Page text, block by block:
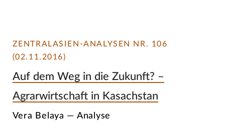
ZENTRALASIEN-ANALYSEN NR. 106
(02.11.2016)
Auf dem Weg in die Zukunft? –
Agrarwirtschaft in Kasachstan
Vera Belaya — Analyse